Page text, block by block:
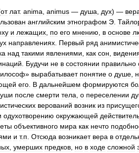
от лат. anima animus — душа дух) —
английским этнографом Э
и лежащих по его мнению в основе
направлениях Первый ряд
над такими явлениями как сон
Будучи не в состоянии правильно
» вырабатывает понятие о душе
его В дальнейшем формируются
после смерти тела о переселении
верований возник из
одухотворению окружающей
объективного мира как нечто
и т.п Отсюда возникает вера в
умерших предков но в ходе сложной